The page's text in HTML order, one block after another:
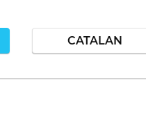
CATALAN